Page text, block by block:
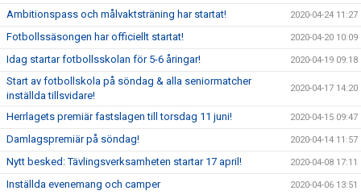
Ambitionspass och målvaktsträning har startat! 2020-04-24 11:27
Fotbollssäsongen har officiellt startat! 2020-04-20 10:09
Idag startar fotbollsskolan för 5-6 åringar! 2020-04-19 09:18
Start av fotbollskola på söndag & alla seniormatcher
inställda tillsvidare!
2020-04-17 14:20
Herrlagets premiär fastslagen till torsdag 11 juni! 2020-04-15 09:47
Damlagspremiär på söndag! 2020-04-14 11:57
Nytt besked: Tävlingsverksamheten startar 17 april! 2020-04-08 17:11
Inställda evenemang och camper 2020-04-06 13:51